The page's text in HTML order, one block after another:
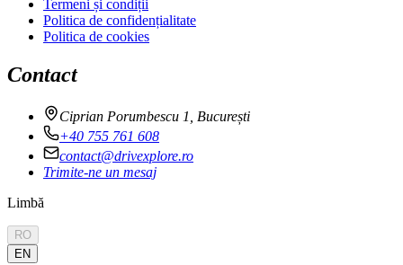
Termeni și condiții
Politica de confidențialitate
Politica de cookies
Contact
Ciprian Porumbescu 1, București
+40 755 761 608
contact@drivexplore.ro
Trimite-ne un mesaj
Limbă
RO
EN